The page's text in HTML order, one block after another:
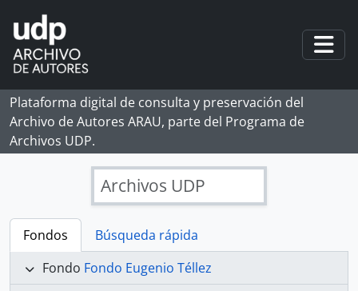
Skip to main content
Plataforma digital de consulta y preservación del
Archivo de Autores ARAU, parte del Programa de
Archivos UDP.
Archivos UDP
Fondos
Búsqueda rápida
Fondo Fondo Eugenio Téllez